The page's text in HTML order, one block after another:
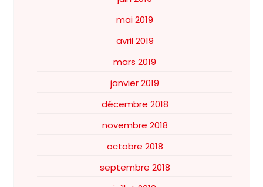
mai 2019
avril 2019
mars 2019
janvier 2019
décembre 2018
novembre 2018
octobre 2018
septembre 2018